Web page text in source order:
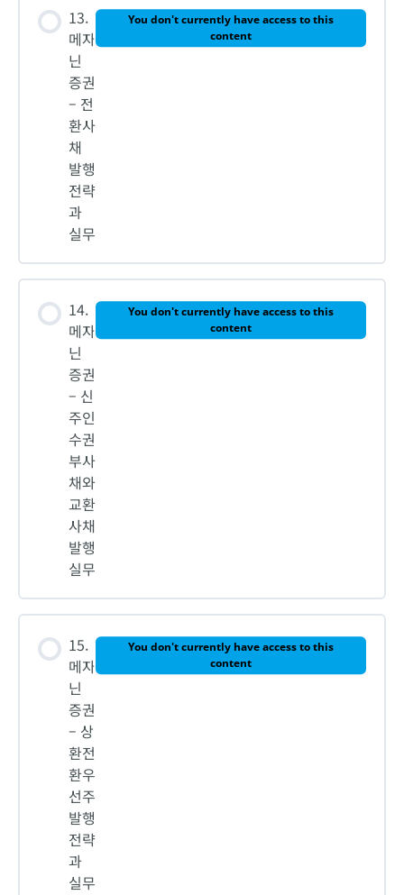
13.
메자
닌
증권
– 전
환사
채
발행
전략
과
실무
You don't currently have access to this
content
14.
메자
닌
증권
– 신
주인
수권
부사
채와
교환
사채
발행
실무
You don't currently have access to this
content
15.
메자
닌
증권
– 상
환전
환우
선주
발행
전략
과
실무
You don't currently have access to this
content